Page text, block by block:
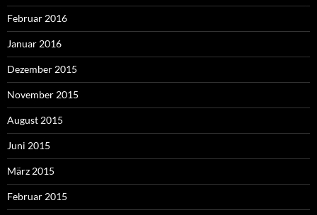
Februar 2016
Januar 2016
Dezember 2015
November 2015
August 2015
Juni 2015
März 2015
Februar 2015